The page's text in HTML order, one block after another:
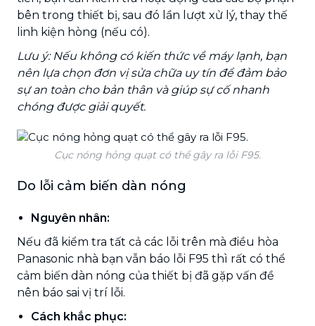
bên trong thiết bị, sau đó lần lượt xử lý, thay thế
linh kiện hòng (nếu có).
Lưu ý: Nếu không có kiến thức về máy lạnh, bạn
nên lựa chọn đơn vị sửa chữa uy tín để đảm bảo
sự an toàn cho bản thân và giúp sự cố nhanh
chóng được giải quyết.
Cục nóng hỏng quạt có thể gây ra lỗi F95.
Do lỗi cảm biến dàn nóng
Nguyên nhân:
Nếu đã kiểm tra tất cả các lỗi trên mà điều hòa
Panasonic nhà bạn vẫn báo lỗi F95 thì rất có thể
cảm biến dàn nóng của thiết bị đã gặp vấn đề
nên báo sai vị trí lỗi.
Cách khắc phục: